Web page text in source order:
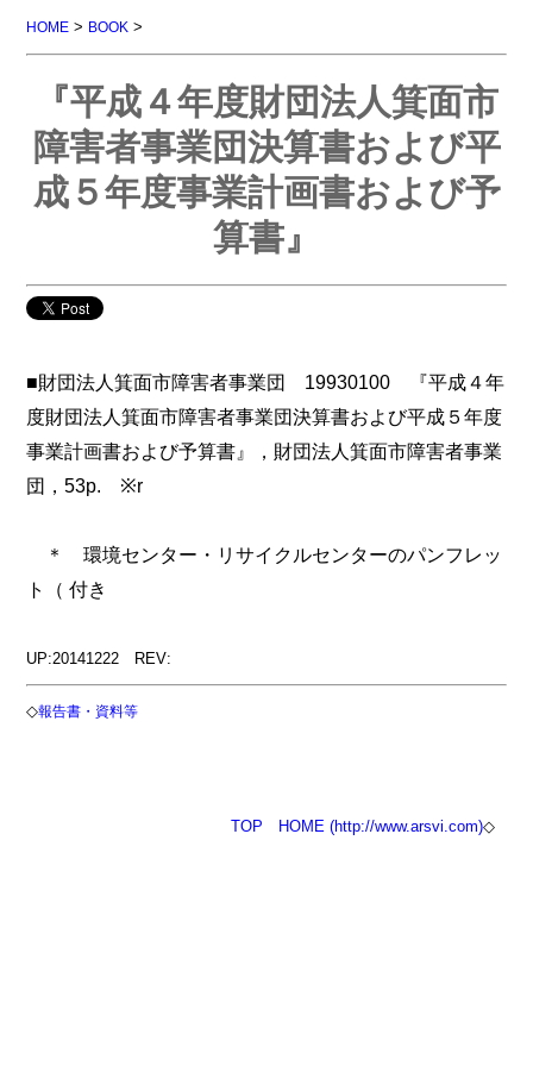
HOME > BOOK >
『平成４年度財団法人箕面市
障害者事業団決算書および平
成５年度事業計画書および予
算書』
■財団法人箕面市障害者事業団 19930100 『平成４年
度財団法人箕面市障害者事業団決算書および平成５年度
事業計画書および予算書』，財団法人箕面市障害者事業
団，53p. ※r
＊ 環境センター・リサイクルセンターのパンフレッ
ト（ 付き
UP:20141222 REV:
◇報告書・資料等
TOP HOME (http://www.arsvi.com)◇